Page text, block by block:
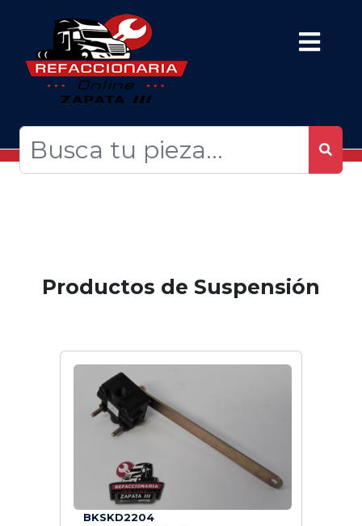
Productos de Suspensión
BKSKD2204